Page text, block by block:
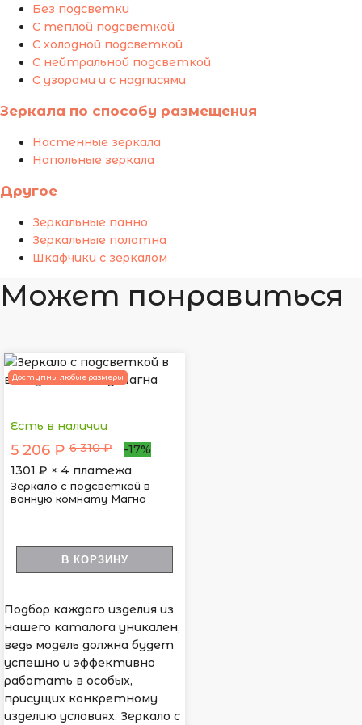
Без подсветки
С тёплой подсветкой
С холодной подсветкой
С нейтральной подсветкой
С узорами и с надписями
Зеркала по способу размещения
Настенные зеркала
Напольные зеркала
Другое
Зеркальные панно
Зеркальные полотна
Шкафчики с зеркалом
Может понравиться
Доступны любые размеры
Есть в наличии
5 206 ₽ 6 310 ₽
-17%
1301 ₽ × 4 платежа
Зеркало с подсветкой в
ванную комнату Магна
В КОРЗИНУ
Подбор каждого изделия из
нашего каталога уникален,
ведь модель должна будет
успешно и эффективно
работать в особых,
присущих конкретному
изделию условиях. Зеркало с